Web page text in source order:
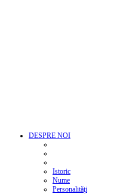
DESPRE NOI
Istoric
Nume
Personalităţi